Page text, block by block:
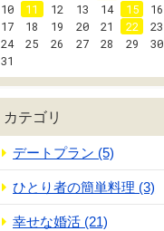
10
11 12 13 14 15
16
17
18 19 20 21 22
23
24
25 26 27 28 29
30
31
カテゴリ
デートプラン (5)
ひとり者の簡単料理 (3)
幸せな婚活 (21)